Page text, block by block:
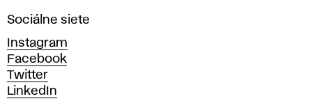
ý
c
h
u
m
e
Sociálne siete
Instagram
Facebook
Twitter
LinkedIn